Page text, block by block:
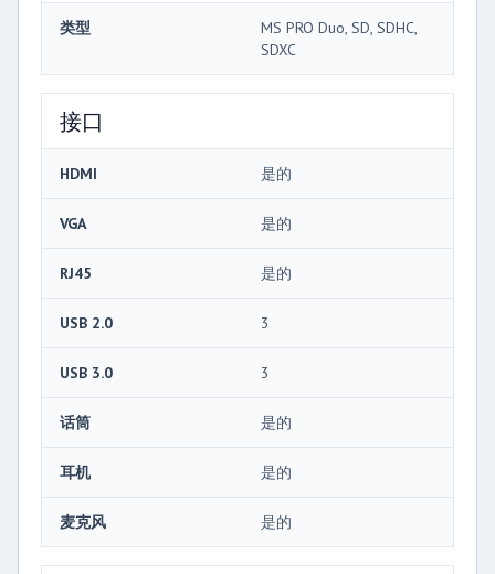
类型
MS PRO Duo, SD, SDHC,
SDXC
接口
HDMI 是的
VGA 是的
RJ45 是的
USB 2.0 3
USB 3.0 3
话筒 是的
耳机 是的
麦克风 是的